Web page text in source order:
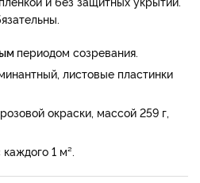
периодом созревания.
листовые пластинки
окраски, массой 259 г,
1 м².